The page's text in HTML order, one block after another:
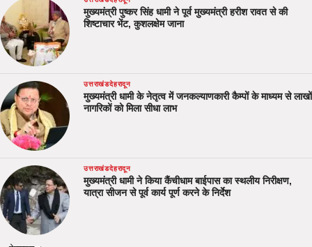
मुख्यमंत्री पुष्कर सिंह धामी ने पूर्व मुख्यमंत्री हरीश रावत से की
शिष्टाचार भेंट, कुशलक्षेम जाना
उत्तराखंडदेहरादून
मुख्यमंत्री धामी के नेतृत्व में जनकल्याणकारी कैम्पों के माध्यम से लाखों
नागरिकों को मिला सीधा लाभ
उत्तराखंडदेहरादून
मुख्यमंत्री धामी ने किया कैंचीधाम बाईपास का स्थलीय निरीक्षण,
यात्रा सीजन से पूर्व कार्य पूर्ण करने के निर्देश